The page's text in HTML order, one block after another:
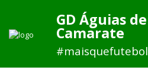
GD Águias de
Camarate
#maisquefutebol